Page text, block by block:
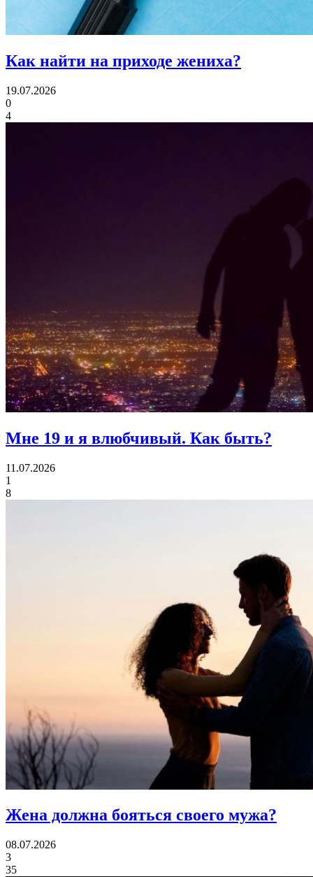
Как найти на приходе жениха?
19.07.2026
0
4
Мне 19 и я влюбчивый. Как быть?
11.07.2026
1
8
Жена должна бояться своего мужа?
08.07.2026
3
35